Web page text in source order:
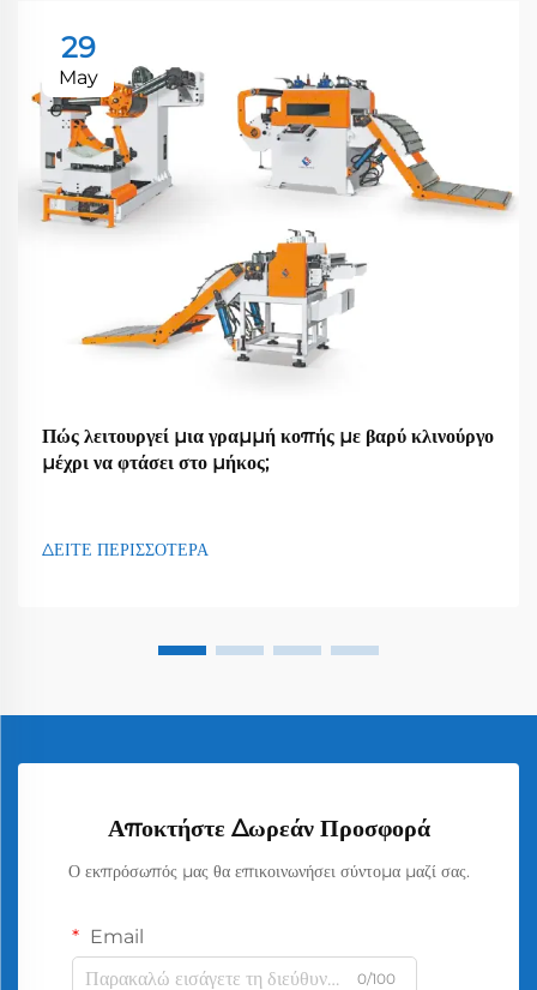
29
May
Πώς λειτουργεί μια γραμμή κοπής με βαρύ κλινούργο
μέχρι να φτάσει στο μήκος;
ΔΕΙΤΕ ΠΕΡΙΣΣΟΤΕΡΑ
Αποκτήστε Δωρεάν Προσφορά
Ο εκπρόσωπός μας θα επικοινωνήσει σύντομα μαζί σας.
Email
0/100